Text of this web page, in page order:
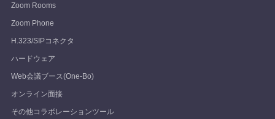
Zoom Rooms
Zoom Phone
H.323/SIPコネクタ
ハードウェア
Web会議ブース(One-Bo)
オンライン面接
その他コラボレーションツール